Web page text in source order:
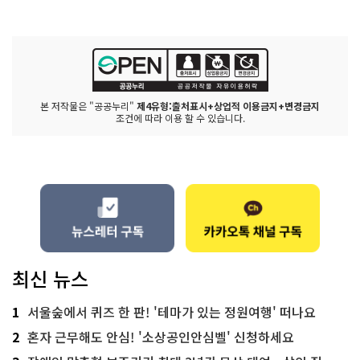
본 저작물은 "공공누리" 제4유형:출처표시+상업적 이용금지+변경금지
조건에 따라 이용 할 수 있습니다.
최신 뉴스
1 서울숲에서 퀴즈 한 판! '테마가 있는 정원여행' 떠나요
2 혼자 근무해도 안심! '소상공인안심벨' 신청하세요